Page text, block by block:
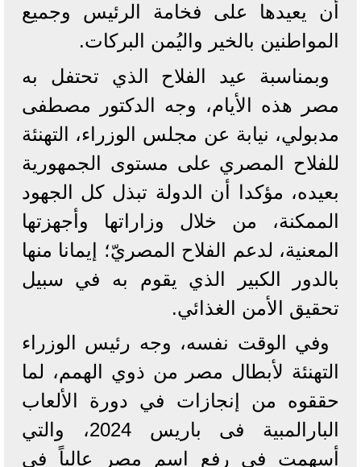
أن يعيدها على فخامة الرئيس وجميع
المواطنين بالخير واليُمن البركات.
وبمناسبة عيد الفلاح الذي تحتفل به
مصر هذه الأيام، وجه الدكتور مصطفى
مدبولي، نيابة عن مجلس الوزراء، التهنئة
للفلاح المصري على مستوى الجمهورية
بعيده، مؤكدا أن الدولة تبذل كل الجهود
الممكنة، من خلال وزاراتها وأجهزتها
المعنية، لدعم الفلاح المصريّ؛ إيمانا منها
بالدور الكبير الذي يقوم به في سبيل
تحقيق الأمن الغذائي.
وفي الوقت نفسه، وجه رئيس الوزراء
التهنئة لأبطال مصر من ذوي الهمم، لما
حققوه من إنجازات في دورة الألعاب
البارالمبية فى باريس 2024، والتي
أسهمت في رفع اسم مصر عالياً في